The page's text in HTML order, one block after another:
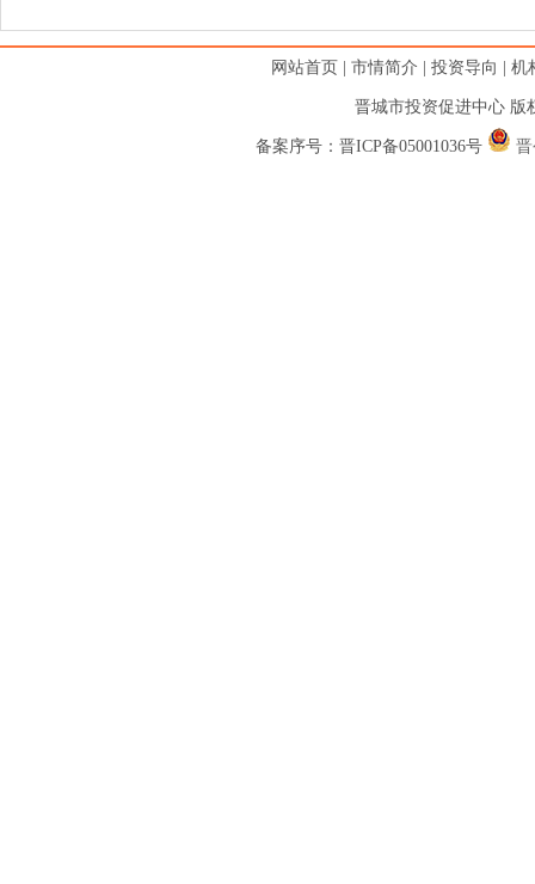
网站首页 |市情简介 |投资导向 |机
晋城市投资促进中心 版
备案序号： 晋ICP备05001036号 晋